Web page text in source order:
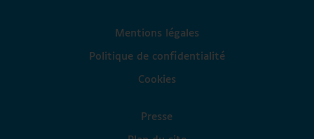
Mentions légales
Politique de confidentialité
Cookies
Presse